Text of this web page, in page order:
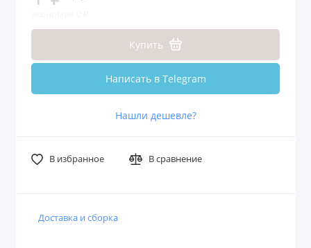
Купить
Написать в Telegram
Нашли дешевле?
В избранное В сравнение
Доставка и сборка